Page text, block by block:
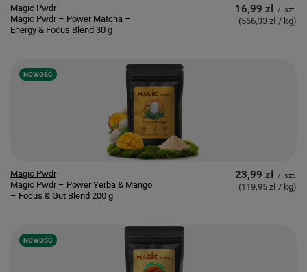
Magic Pwdr
Magic Pwdr – Power Matcha –
Energy & Focus Blend 30 g
16,99 zł / szt.
(566,33 zł / kg)
NOWOŚĆ
Magic Pwdr
Magic Pwdr – Power Yerba & Mango
– Focus & Gut Blend 200 g
23,99 zł / szt.
(119,95 zł / kg)
NOWOŚĆ